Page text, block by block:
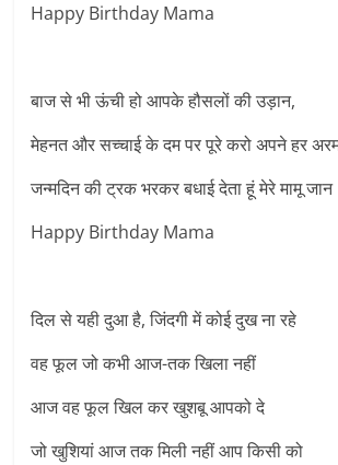
Happy Birthday Mama
बाज से भी ऊंची हो आपके हौसलों की उड़ान,
मेहनत और सच्चाई के दम पर पूरे करो अपने हर
जन्मदिन की ट्रक भरकर बधाई देता हूं मेरे मामू जान
Happy Birthday Mama
दिल से यही दुआ है, जिंदगी में कोई दुख ना रहे
वह फूल जो कभी आज-तक खिला नहीं
आज वह फूल खिल कर खुशबू आपको दे
जो खुशियां आज तक मिली नहीं आप किसी को